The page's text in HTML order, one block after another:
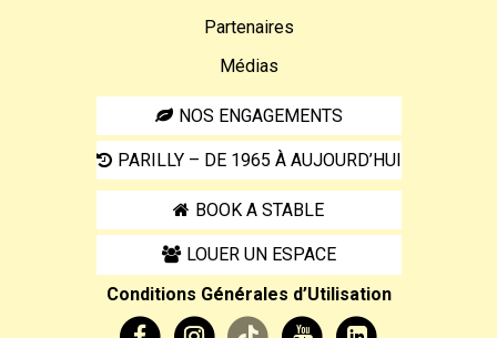
Partenaires
Médias
NOS ENGAGEMENTS
PARILLY – DE 1965 À AUJOURD’HUI
BOOK A STABLE
LOUER UN ESPACE
Conditions Générales d’Utilisation